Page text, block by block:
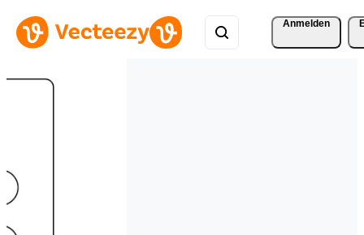
Anmelden